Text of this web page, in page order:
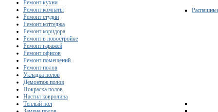
Ремонт кухни
Ремонт комнаты
Ремонт студии
Ремонт коттеджа
Ремонт коридора
Ремонт в новостройке
Ремонт гаражей
Ремонт офисов
Ремонт помещений
Ремонт полов
Укладка полов
Демонтаж полов
Покраска полов
Настил ковролина
Теплый пол